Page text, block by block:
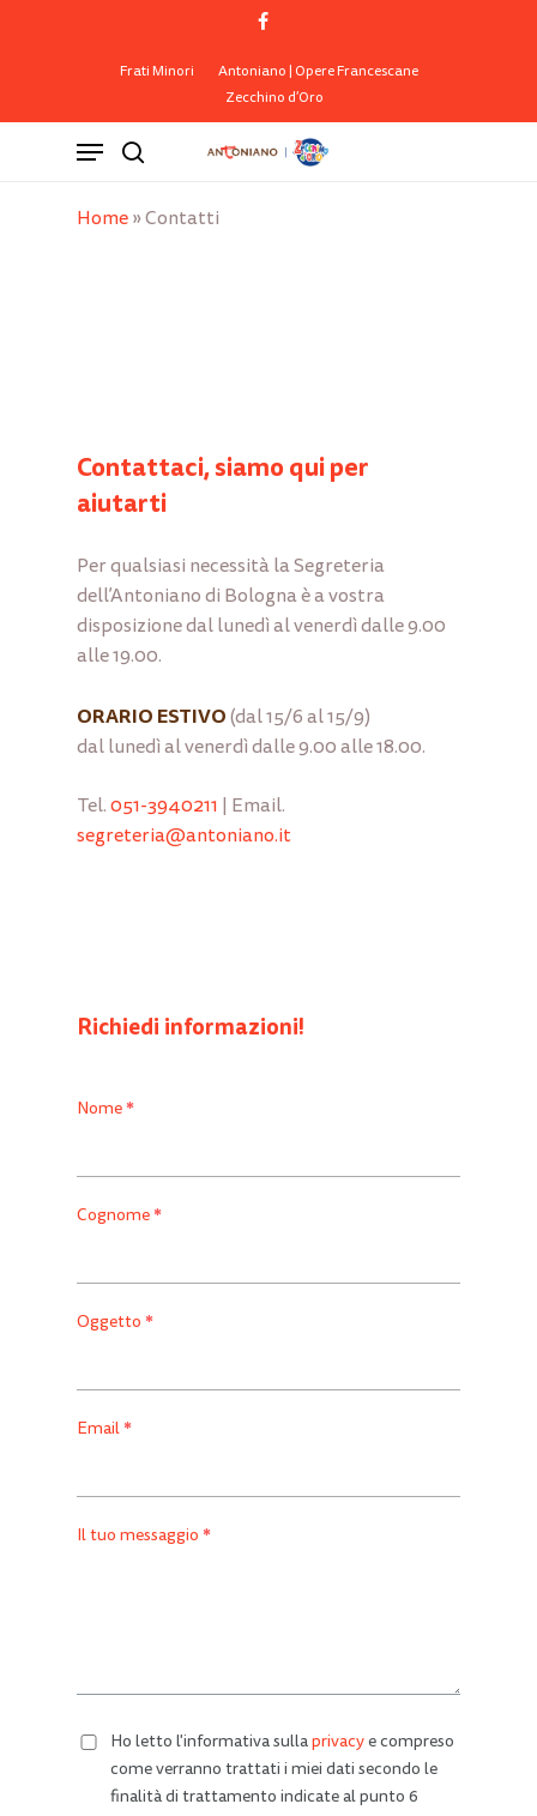
facebook
Frati Minori
Antoniano | Opere Francescane
Zecchino d’Oro
Menu
Home »Contatti
Contattaci, siamo qui per
aiutarti
Per qualsiasi necessità la Segreteria
dell’Antoniano di Bologna è a vostra
disposizione dal lunedì al venerdì dalle 9.00
alle 19.00.
ORARIO ESTIVO (dal 15/6 al 15/9)
dal lunedì al venerdì dalle 9.00 alle 18.00.
Tel. 051-3940211 | Email.
segreteria@antoniano.it
Richiedi informazioni!
Nome *
Cognome *
Oggetto *
Email *
Il tuo messaggio *
Ho letto l'informativa sulla privacy e compreso
come verranno trattati i miei dati secondo le
finalità di trattamento indicate al punto 6